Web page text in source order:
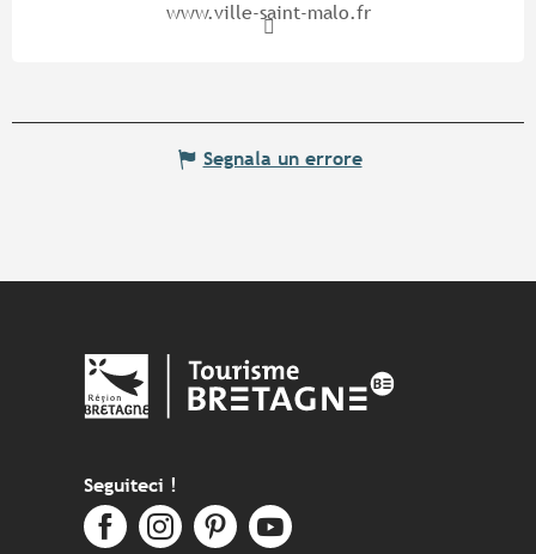
www.ville-saint-malo.fr
Segnala un errore
Seguiteci !